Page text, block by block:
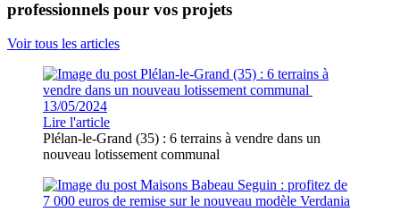
professionnels pour vos projets
Voir tous les articles
13/05/2024
Lire l'article
Plélan-le-Grand (35) : 6 terrains à vendre dans un
nouveau lotissement communal